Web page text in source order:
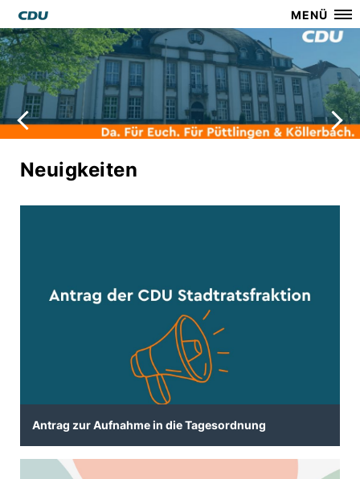
MENÜ
Neuigkeiten
Antrag zur Aufnahme in die Tagesordnung